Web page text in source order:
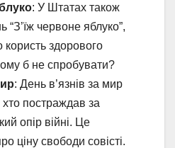
: У Штатах також
“З’їж червоне яблуко”,
користь здорового
б не спробувати?
: День в’язнів за мир
постраждав за
опір війні. Це
ціну свободи совісті.